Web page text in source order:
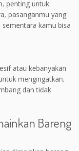
penting untuk
pasanganmu yang
kamu bisa
atau kebanyakan
mengingatkan.
dan tidak
Bareng